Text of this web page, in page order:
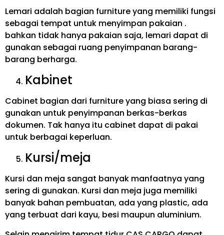
Lemari adalah bagian furniture yang memiliki fungsi
sebagai tempat untuk menyimpan pakaian .
bahkan tidak hanya pakaian saja, lemari dapat di
gunakan sebagai ruang penyimpanan barang-
barang berharga.
Kabinet
Cabinet bagian dari furniture yang biasa sering di
gunakan untuk penyimpanan berkas-berkas
dokumen. Tak hanya itu cabinet dapat di pakai
untuk berbagai keperluan.
Kursi/meja
Kursi dan meja sangat banyak manfaatnya yang
sering di gunakan. Kursi dan meja juga memiliki
banyak bahan pembuatan, ada yang plastic, ada
yang terbuat dari kayu, besi maupun aluminium.